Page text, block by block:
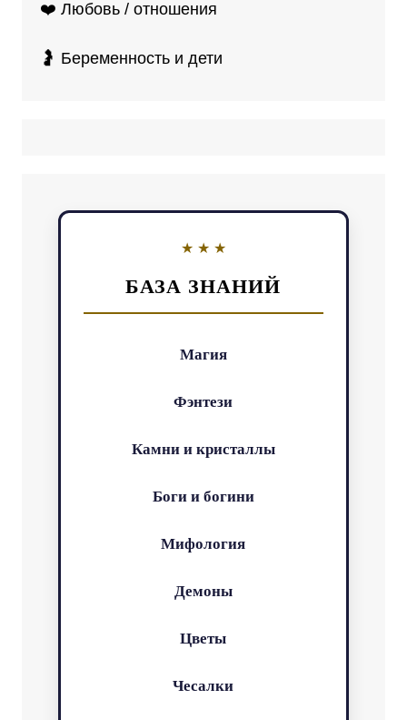
❤️ Любовь / отношения
🤰 Беременность и дети
БАЗА ЗНАНИЙ
Магия
Фэнтези
Камни и кристаллы
Боги и богини
Мифология
Демоны
Цветы
Чесалки